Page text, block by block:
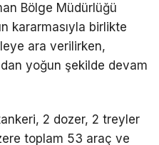
Bölge Müdürlüğü
kararmasıyla birlikte
ara verilirken,
yoğun şekilde devam
2 dozer, 2 treyler
toplam 53 araç ve